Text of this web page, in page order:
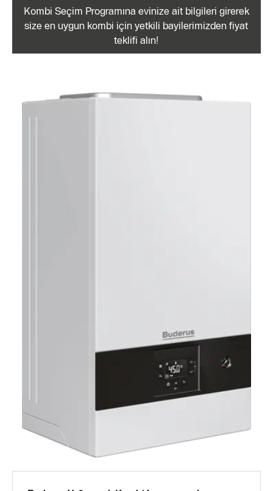
Kombi Seçim Programına evinize ait bilgileri girerek
size en uygun kombi için yetkili bayilerimizden fiyat
teklifi alın!